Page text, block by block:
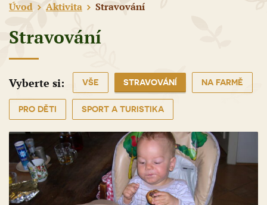
Úvod Aktivita Stravování
Stravování
Vyberte si: VŠE STRAVOVÁNÍ NA FARMĚ
PRO DĚTI SPORT A TURISTIKA